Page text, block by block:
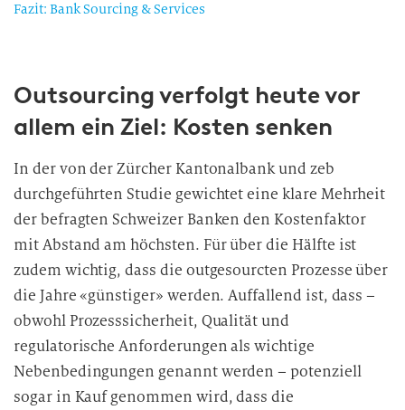
Fazit: Bank Sourcing & Services
Outsourcing verfolgt heute vor
allem ein Ziel: Kosten senken
In der von der Zürcher Kantonalbank und zeb
durchgeführten Studie gewichtet eine klare Mehrheit
der befragten Schweizer Banken den Kostenfaktor
mit Abstand am höchsten. Für über die Hälfte ist
zudem wichtig, dass die outgesourcten Prozesse über
die Jahre «günstiger» werden. Auffallend ist, dass –
obwohl Prozesssicherheit, Qualität und
regulatorische Anforderungen als wichtige
Nebenbedingungen genannt werden – potenziell
sogar in Kauf genommen wird, dass die